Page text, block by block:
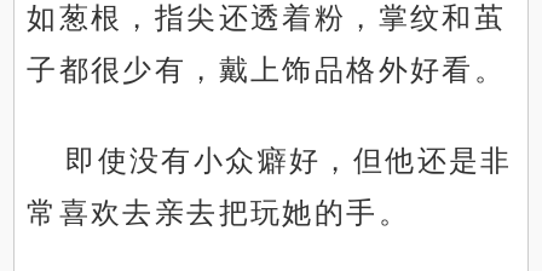
如葱根，指尖还透着粉，掌纹和茧
子都很少有，戴上饰品格外好看。
即使没有小众癖好，但他还是非
常喜欢去亲去把玩她的手。